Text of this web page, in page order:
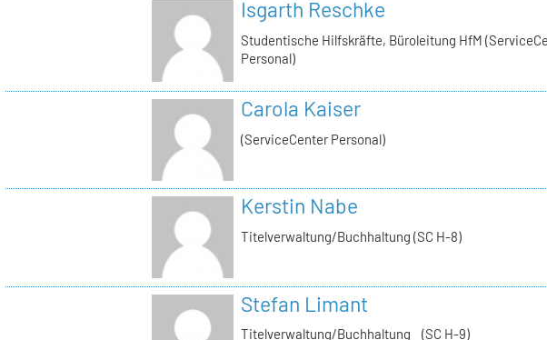
Isgarth Reschke
Studentische Hilfskräfte, Büroleitung HfM
Personal)
Carola Kaiser
(ServiceCenter Personal)
Kerstin Nabe
Titelverwaltung/Buchhaltung (SC H-8)
Stefan Limant
Titelverwaltung/Buchhaltung (SC H-9)